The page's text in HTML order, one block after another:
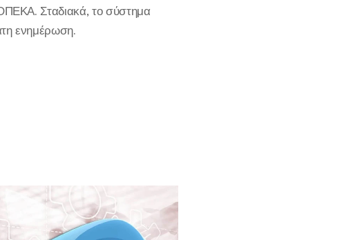
Σταδιακά, το σύστημα
ενημέρωση.